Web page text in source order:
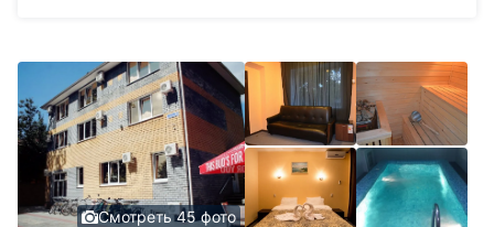
Смотреть 45 фото